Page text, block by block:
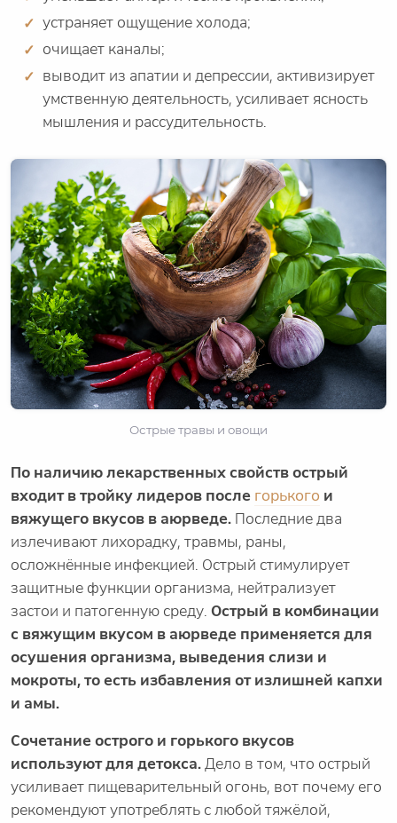
устраняет ощущение холода;
очищает каналы;
выводит из апатии и депрессии, активизирует
умственную деятельность, усиливает ясность
мышления и рассудительность.
Острые травы и овощи
По наличию лекарственных свойств острый
входит в тройку лидеров после горького и
вяжущего вкусов в аюрведе. Последние два
излечивают лихорадку, травмы, раны,
осложнённые инфекцией. Острый стимулирует
защитные функции организма, нейтрализует
застои и патогенную среду. Острый в комбинации
с вяжущим вкусом в аюрведе применяется для
осушения организма, выведения слизи и
мокроты, то есть избавления от излишней капхи
и амы.
Сочетание острого и горького вкусов
используют для детокса.Дело в том, что острый
усиливает пищеварительный огонь, вот почему его
рекомендуют употреблять с любой тяжёлой,